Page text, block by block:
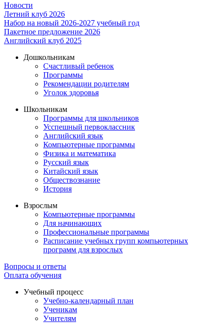
Новости
Летний клуб 2026
Набор на новый 2026-2027 учебный год
Пакетное предложение 2026
Английский клуб 2025
Дошкольникам
Счастливый ребенок
Программы
Рекомендации родителям
Уголок здоровья
Школьникам
Программы для школьников
Усспешный первоклассник
Английский язык
Компьютерные программы
Физика и математика
Русский язык
Китайский язык
Обществознание
История
Взрослым
Компьютерные программы
Для начинающих
Профессиональные программы
Расписание учебных групп компьютерных
программ для взрослых
Вопросы и ответы
Оплата обучения
Учебный процесс
Учебно-календарный план
Ученикам
Учителям